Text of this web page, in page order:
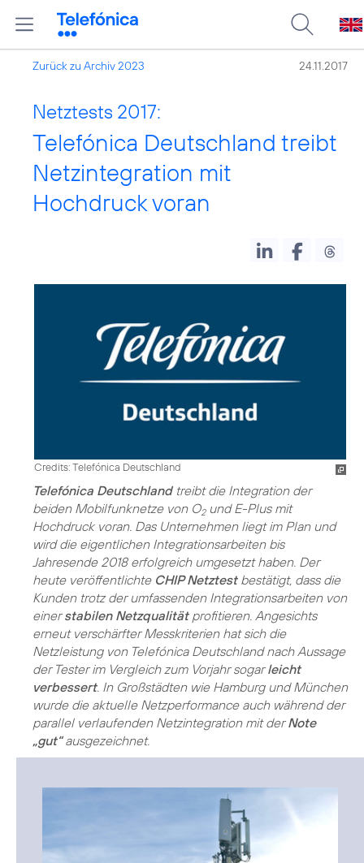
Zurück zu Archiv 2023 24.11.2017
Netztests 2017:
Telefónica Deutschland treibt
Netzintegration mit
Hochdruck voran
Credits: Telefónica Deutschland
Telefónica Deutschlandtreibt die Integration der
beiden Mobilfunknetze von O2und E-Plus mit
Hochdruck voran. Das Unternehmen liegt im Plan und
wird die eigentlichen Integrationsarbeiten bis
Jahresende 2018 erfolgreich umgesetzt haben. Der
heute veröffentlichte CHIP Netztestbestätigt, dass die
Kunden trotz der umfassenden Integrationsarbeiten von
einerstabilen Netzqualitätprofitieren. Angesichts
erneut verschärfter Messkriterien hat sich die
Netzleistung von Telefónica Deutschland nach Aussage
der Tester im Vergleich zum Vorjahr sogarleicht
verbessert. In Großstädten wie Hamburg und München
wurde die aktuelle Netzperformance auch während der
parallel verlaufenden Netzintegration mit derNote
„gut“ausgezeichnet.